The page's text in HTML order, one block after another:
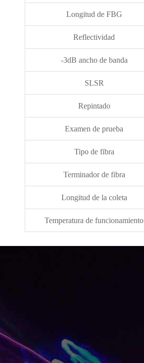
Longitud de FBG
Reflectividad
-3dB ancho de banda
SLSR
Repintado
Examen de prueba
Tipo de fibra
Terminador de fibra
Longitud de la coleta
Temperatura de funcionamiento